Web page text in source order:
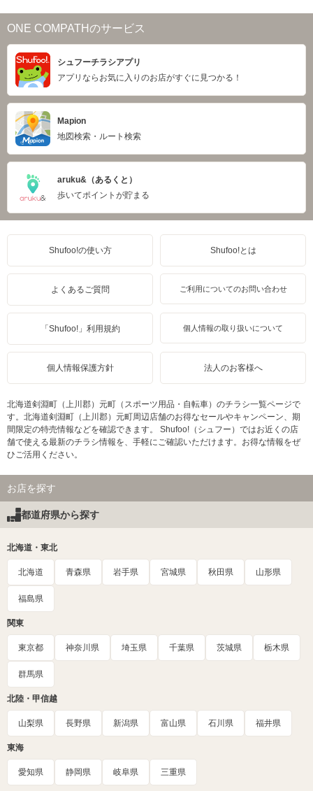
ONE COMPATHのサービス
シュフーチラシアプリ
アプリならお気に入りのお店がすぐに見つかる！
Mapion
地図検索・ルート検索
aruku&（あるくと）
歩いてポイントが貯まる
Shufoo!の使い方 Shufoo!とは
よくあるご質問 ご利用についてのお問い合わせ
「Shufoo!」利用規約 個人情報の取り扱いについて
個人情報保護方針 法人のお客様へ
北海道剣淵町（上川郡）元町（スポーツ用品・自転車）のチラシ一覧ページで
す。北海道剣淵町（上川郡）元町周辺店舗のお得なセールやキャンペーン、期
間限定の特売情報などを確認できます。 Shufoo!（シュフー）ではお近くの店
舗で使える最新のチラシ情報を、手軽にご確認いただけます。お得な情報をぜ
ひご活用ください。
お店を探す
都道府県から探す
北海道・東北
北海道 青森県 岩手県 宮城県 秋田県 山形県
福島県
関東
東京都 神奈川県 埼玉県 千葉県 茨城県 栃木県
群馬県
北陸・甲信越
山梨県 長野県 新潟県 富山県 石川県 福井県
東海
愛知県 静岡県 岐阜県 三重県